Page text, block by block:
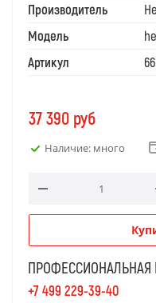
Производитель
Модель
Артикул
37 390 руб
Наличие: много
ПРОФЕССИОНАЛЬНАЯ
+7 499 229-39-40